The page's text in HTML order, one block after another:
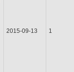
2015-09-13 1